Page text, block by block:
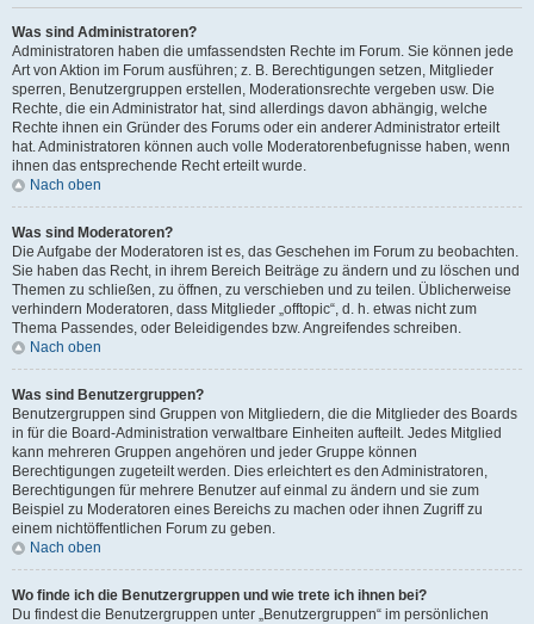
Was sind Administratoren?
Administratoren haben die umfassendsten Rechte im Forum. Sie können jede
Art von Aktion im Forum ausführen; z. B. Berechtigungen setzen, Mitglieder
sperren, Benutzergruppen erstellen, Moderationsrechte vergeben usw. Die
Rechte, die ein Administrator hat, sind allerdings davon abhängig, welche
Rechte ihnen ein Gründer des Forums oder ein anderer Administrator erteilt
hat. Administratoren können auch volle Moderatorenbefugnisse haben, wenn
ihnen das entsprechende Recht erteilt wurde.
Nach oben
Was sind Moderatoren?
Die Aufgabe der Moderatoren ist es, das Geschehen im Forum zu beobachten.
Sie haben das Recht, in ihrem Bereich Beiträge zu ändern und zu löschen und
Themen zu schließen, zu öffnen, zu verschieben und zu teilen. Üblicherweise
verhindern Moderatoren, dass Mitglieder „offtopic“, d. h. etwas nicht zum
Thema Passendes, oder Beleidigendes bzw. Angreifendes schreiben.
Nach oben
Was sind Benutzergruppen?
Benutzergruppen sind Gruppen von Mitgliedern, die die Mitglieder des Boards
in für die Board-Administration verwaltbare Einheiten aufteilt. Jedes Mitglied
kann mehreren Gruppen angehören und jeder Gruppe können
Berechtigungen zugeteilt werden. Dies erleichtert es den Administratoren,
Berechtigungen für mehrere Benutzer auf einmal zu ändern und sie zum
Beispiel zu Moderatoren eines Bereichs zu machen oder ihnen Zugriff zu
einem nichtöffentlichen Forum zu geben.
Nach oben
Wo finde ich die Benutzergruppen und wie trete ich ihnen bei?
Du findest die Benutzergruppen unter „Benutzergruppen“ im persönlichen